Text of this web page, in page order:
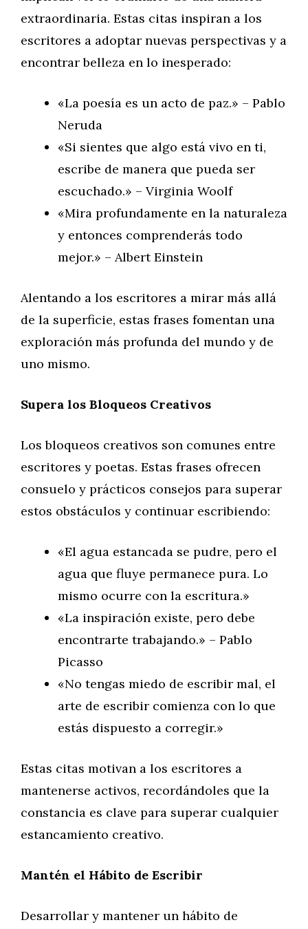
extraordinaria. Estas citas inspiran a los
escritores a adoptar nuevas perspectivas y a
encontrar belleza en lo inesperado:
«La poesía es un acto de paz.» – Pablo
Neruda
«Si sientes que algo está vivo en ti,
escribe de manera que pueda ser
escuchado.» – Virginia Woolf
«Mira profundamente en la naturaleza
y entonces comprenderás todo
mejor.» – Albert Einstein
Alentando a los escritores a mirar más allá
de la superficie, estas frases fomentan una
exploración más profunda del mundo y de
uno mismo.
Supera los Bloqueos Creativos
Los bloqueos creativos son comunes entre
escritores y poetas. Estas frases ofrecen
consuelo y prácticos consejos para superar
estos obstáculos y continuar escribiendo:
«El agua estancada se pudre, pero el
agua que fluye permanece pura. Lo
mismo ocurre con la escritura.»
«La inspiración existe, pero debe
encontrarte trabajando.» – Pablo
Picasso
«No tengas miedo de escribir mal, el
arte de escribir comienza con lo que
estás dispuesto a corregir.»
Estas citas motivan a los escritores a
mantenerse activos, recordándoles que la
constancia es clave para superar cualquier
estancamiento creativo.
Mantén el Hábito de Escribir
Desarrollar y mantener un hábito de